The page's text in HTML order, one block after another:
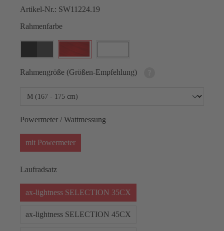
Artikel-Nr.: SW11224.19
Rahmenfarbe
Rahmengröße (Größen-Empfehlung)
Powermeter / Wattmessung
mit Powermeter
Laufradsatz
ax-lightness SELECTION 35CX
ax-lightness SELECTION 45CX